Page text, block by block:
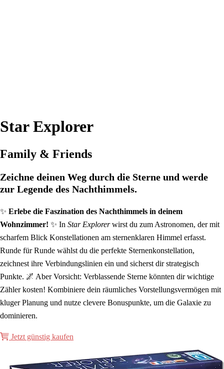
Star Explorer
Family & Friends
Zeichne deinen Weg durch die Sterne und werde
zur Legende des Nachthimmels.
✨ Erlebe die Faszination des Nachthimmels in deinem
Wohnzimmer! ✨ In Star Explorerwirst du zum Astronomen, der mit
scharfem Blick Konstellationen am sternenklaren Himmel erfasst.
Runde für Runde wählst du die perfekte Sternenkonstellation,
zeichnest ihre Verbindungslinien ein und sicherst dir strategisch
Punkte. 🌌 Aber Vorsicht: Verblassende Sterne könnten dir wichtige
Zähler kosten! Kombiniere dein räumliches Vorstellungsvermögen mit
kluger Planung und nutze clevere Bonuspunkte, um die Galaxie zu
dominieren.
Jetzt günstig kaufen